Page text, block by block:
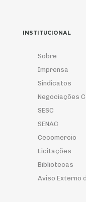
INSTITUCIONAL
Sobre
Imprensa
Sindicatos
Negociações
SESC
SENAC
Cecomercio
Licitações
Bibliotecas
Aviso Externo